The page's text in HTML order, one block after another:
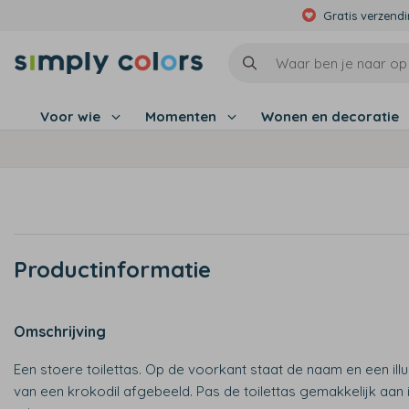
Gratis
Voor wie Momenten Wonen en decoratie
Productinformatie
Omschrijving
Een stoere toilettas. Op de voorkant staat de naam en een
van een krokodil afgebeeld. Pas de toilettas gemakkelijk aan